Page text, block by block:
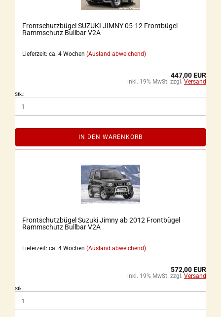
Frontschutzbügel SUZUKI JIMNY 05-12 Frontbügel
Rammschutz Bullbar V2A
Lieferzeit: ca. 4 Wochen (Ausland abweichend)
447,00 EUR
inkl. 19% MwSt. zzgl. Versand
Stk.:
IN DEN WARENKORB
Frontschutzbügel Suzuki Jimny ab 2012 Frontbügel
Rammschutz Bullbar V2A
Lieferzeit: ca. 4 Wochen (Ausland abweichend)
572,00 EUR
inkl. 19% MwSt. zzgl. Versand
Stk.: